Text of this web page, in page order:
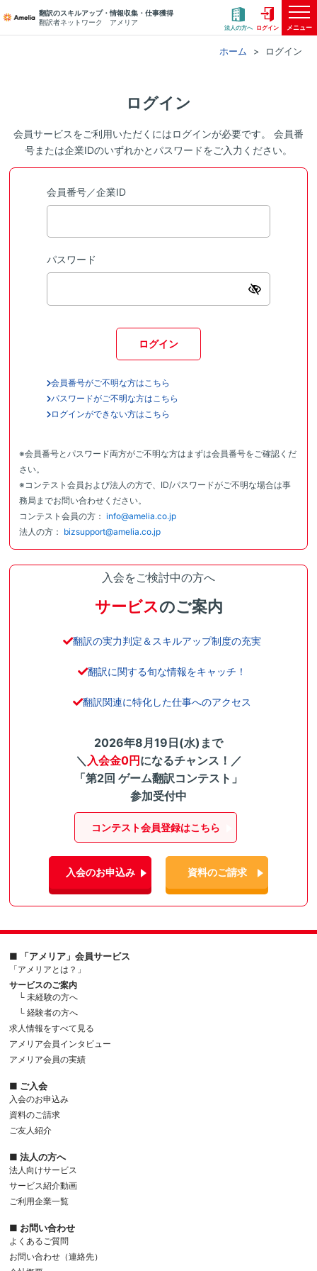
翻訳のスキルアップ・情報収集・仕事獲得
翻訳者ネットワーク アメリア
法人の方へ ログイン メニュー
ホーム ログイン
ログイン
会員サービスをご利用いただくにはログインが必要です。 会員番
号または企業IDのいずれかとパスワードをご入力ください。
会員番号／企業ID
パスワード
ログイン
会員番号がご不明な方はこちら
パスワードがご不明な方はこちら
ログインができない方はこちら
※会員番号とパスワード両方がご不明な方はまずは会員番号をご確認くだ
さい。
※コンテスト会員および法人の方で、ID/パスワードがご不明な場合は事
務局までお問い合わせください。
コンテスト会員の方： info@amelia.co.jp
法人の方： bizsupport@amelia.co.jp
入会をご検討中の方へ
サービスのご案内
翻訳の実力判定＆スキルアップ制度の充実
翻訳に関する旬な情報をキャッチ！
翻訳関連に特化した仕事へのアクセス
2026年8月19日(水)まで
＼ 入会金0円になるチャンス！／
「第2回 ゲーム翻訳コンテスト」
参加受付中
コンテスト会員登録はこちら
入会のお申込み 資料のご請求
■ 「アメリア」会員サービス
「アメリアとは？」
サービスのご案内
└ 未経験の方へ
└ 経験者の方へ
求人情報をすべて見る
アメリア会員インタビュー
アメリア会員の実績
■ ご入会
入会のお申込み
資料のご請求
ご友人紹介
■ 法人の方へ
法人向けサービス
サービス紹介動画
ご利用企業一覧
■ お問い合わせ
よくあるご質問
お問い合わせ（連絡先）